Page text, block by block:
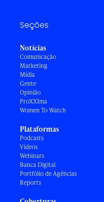
Seções
Notícias
Comunicação
Marketing
Mídia
Gente
Opinião
ProXXIma
Women To Watch
Plataformas
Podcasts
Vídeos
Webinars
Banca Digital
Portfólio de Agências
Reports